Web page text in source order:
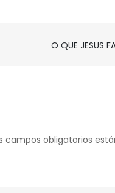
CHAMAR
O QUE JESUS
campos obligatorios